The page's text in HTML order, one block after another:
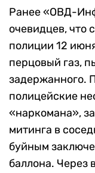
Ранее «ОВД-
очевидцев, что
полиции 12
перцовый газ,
задержанного.
полицейские
«наркомана»,
митинга в
буйным
баллона. Через